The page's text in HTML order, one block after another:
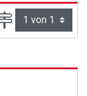
Seite